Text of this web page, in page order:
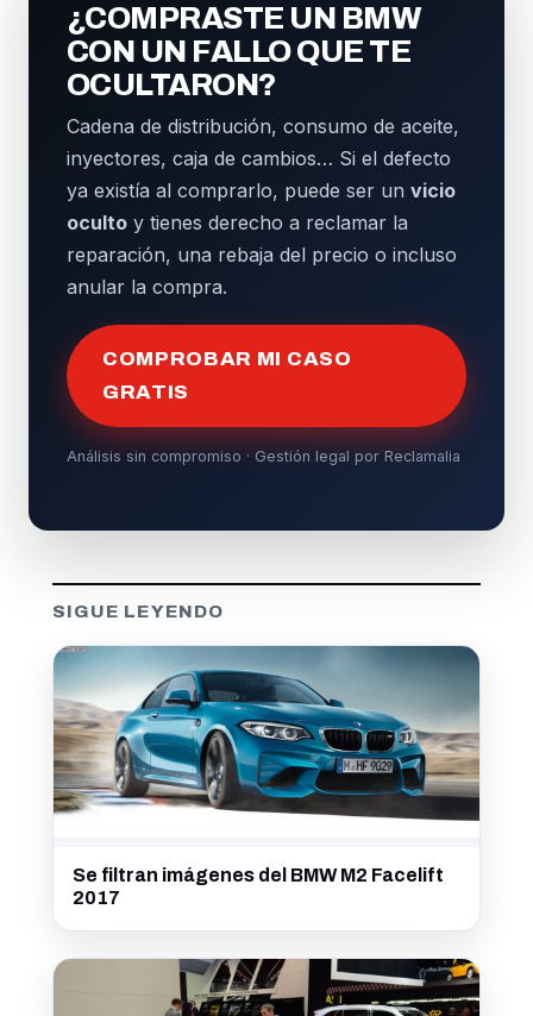
¿COMPRASTE UN BMW
CON UN FALLO QUE TE
OCULTARON?
Cadena de distribución, consumo de aceite,
inyectores, caja de cambios… Si el defecto
ya existía al comprarlo, puede ser un vicio
oculto y tienes derecho a reclamar la
reparación, una rebaja del precio o incluso
anular la compra.
COMPROBAR MI CASO
GRATIS
Análisis sin compromiso · Gestión legal por Reclamalia
SIGUE LEYENDO
Se filtran imágenes del BMW M2 Facelift
2017